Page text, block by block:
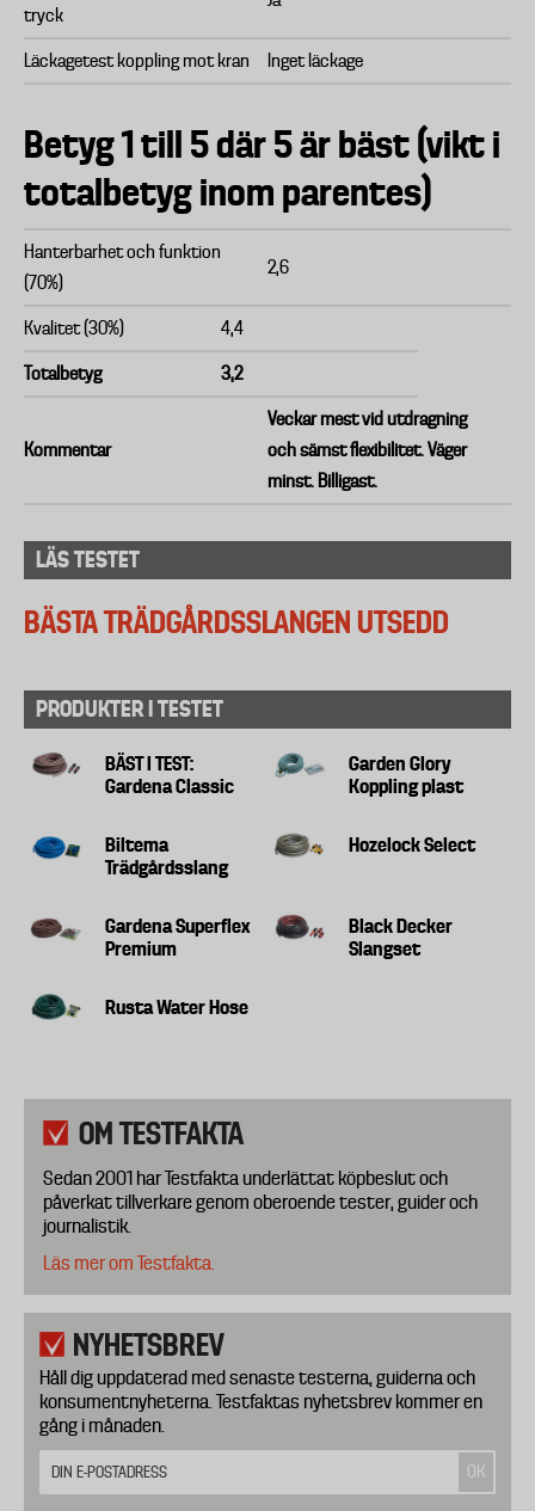
tryck
Läckagetest koppling mot kran Inget läckage
Betyg 1 till 5 där 5 är bäst (vikt i
totalbetyg inom parentes)
Hanterbarhet och funktion
(70%)
2,6
Kvalitet (30%) 4,4
Totalbetyg 3,2
Kommentar
Veckar mest vid utdragning
och sämst flexibilitet. Väger
minst. Billigast.
LÄS TESTET
BÄSTA TRÄDGÅRDSSLANGEN UTSEDD
PRODUKTER I TESTET
BÄST I TEST:
Gardena Classic
Garden Glory
Koppling plast
Biltema
Trädgårdsslang
Hozelock Select
Gardena Superflex
Premium
Black Decker
Slangset
Rusta Water Hose
OM TESTFAKTA
Sedan 2001 har Testfakta underlättat köpbeslut och
påverkat tillverkare genom oberoende tester, guider och
journalistik.
Läs mer om Testfakta.
NYHETSBREV
Håll dig uppdaterad med senaste testerna, guiderna och
konsumentnyheterna. Testfaktas nyhetsbrev kommer en
gång i månaden.